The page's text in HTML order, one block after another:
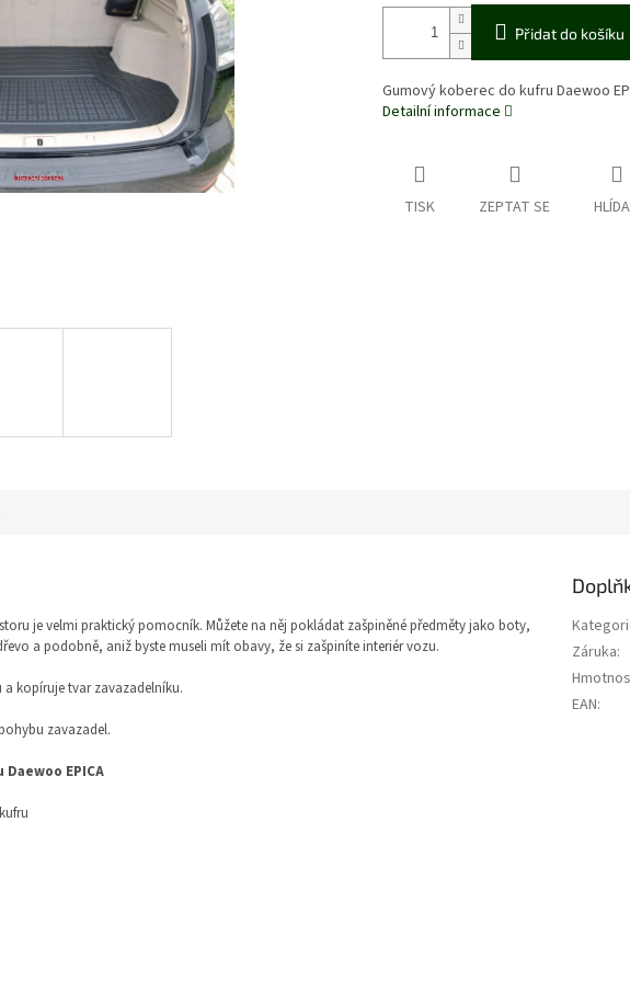
Přidat do košíku
Gumový koberec do kufru Daewoo
Detailní informace
TISK ZEPTAT SE
je velmi praktický pomocník. Můžete na něj pokládat zašpiněné předměty jako boty,
a podobně, aniž byste museli mít obavy, že si zašpiníte interiér vozu.
kopíruje tvar zavazadelníku.
zavazadel.
EPICA
Záruka:
EAN: